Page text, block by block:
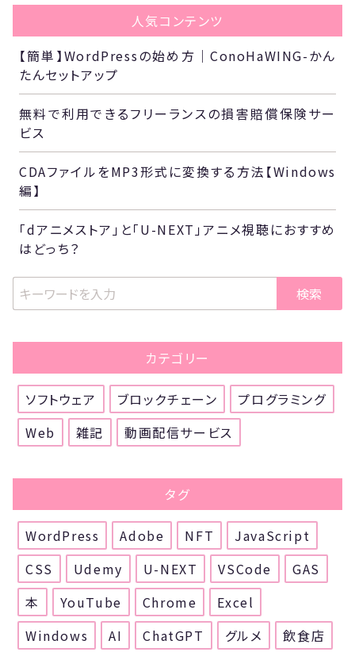
人気コンテンツ
【簡単】WordPressの始め方｜ConoHaWING-かん
たんセットアップ
無料で利用できるフリーランスの損害賠償保険サー
ビス
CDAファイルをMP3形式に変換する方法【Windows
編】
「dアニメストア」と「U-NEXT」アニメ視聴におすすめ
はどっち？
検索
カテゴリー
ソフトウェア ブロックチェーン
プログラミング
Web
雑記 動画配信サービス
タグ
WordPress Adobe NFT
JavaScript
CSS
Udemy U-NEXT VSCode
GAS
本
YouTube Chrome
Excel
Windows
AI ChatGPT グルメ
飲食店